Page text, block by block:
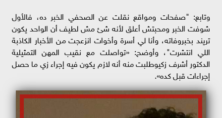
وتابع: "صفحات ومواقع نقلت عن الصحفي الخبر ده، فالأول
شوفت الخبر ومحبتش أعلق لأنه شئ مش لطيف أن الواحد يكون
تريند بخبروفاته، وأنا لي أسرة وأخوات انزعجت من الأخبار الكاذبة
اللي انتشرت"، وأوضح: «تواصلت مع نقيب المهن التمثيلية
الدكتور أشرف زكيوطلبت منه أنه لازم يكون فيه إجراء زي ما حصل
إجراءات قبل كده».